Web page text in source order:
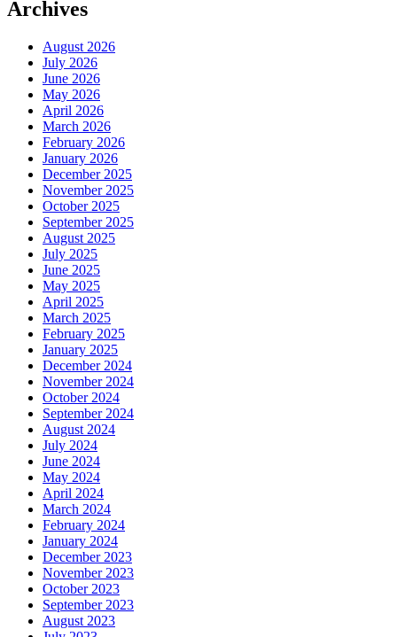
Archives
August 2026
July 2026
June 2026
May 2026
April 2026
March 2026
February 2026
January 2026
December 2025
November 2025
October 2025
September 2025
August 2025
July 2025
June 2025
May 2025
April 2025
March 2025
February 2025
January 2025
December 2024
November 2024
October 2024
September 2024
August 2024
July 2024
June 2024
May 2024
April 2024
March 2024
February 2024
January 2024
December 2023
November 2023
October 2023
September 2023
August 2023